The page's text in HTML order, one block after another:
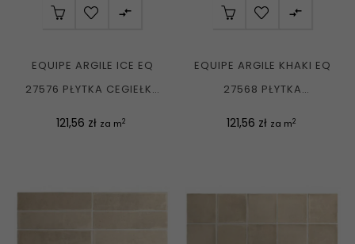

EQUIPE ARGILE ICE EQ
27576 PŁYTKA CEGIEŁKA
Cena
121,56 zł za m2

EQUIPE ARGILE KHAKI EQ
27568 PŁYTKA
Cena
121,56 zł za m2